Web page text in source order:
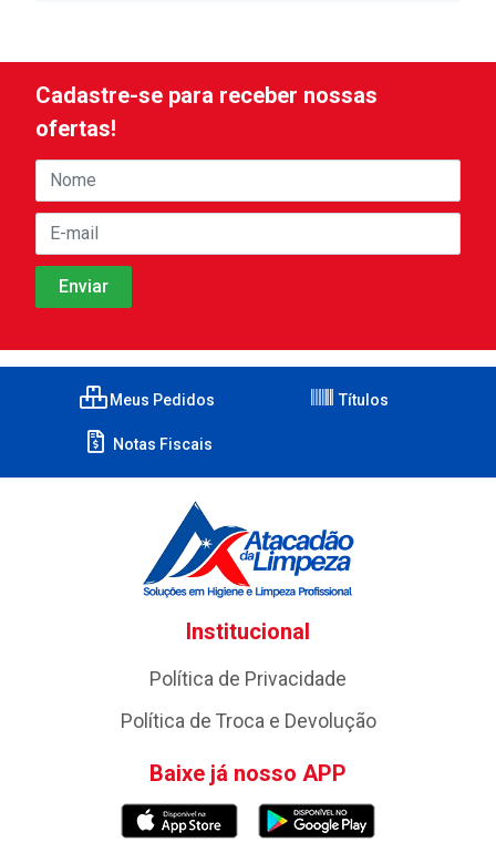
Cadastre-se para receber nossas
ofertas!
Meus Pedidos Títulos
Notas Fiscais
Institucional
Política de Privacidade
Política de Troca e Devolução
Baixe já nosso APP